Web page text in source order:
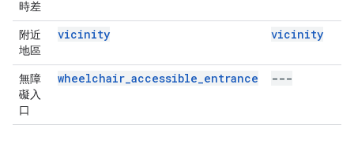
時差
附近
地區
vicinity vicinity
無障
礙入
口
wheelchair_accessible_entrance ---